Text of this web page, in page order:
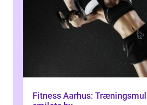
Fitness Aarhus: